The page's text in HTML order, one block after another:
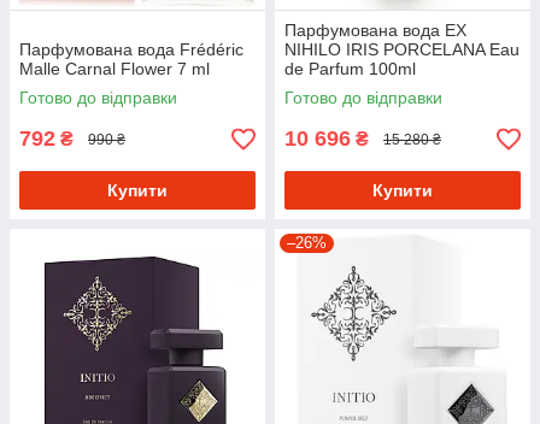
Парфумована вода Frédéric
Malle Carnal Flower 7 ml
Готово до відправки
792 ₴ 990 ₴
Купити
Парфумована вода EX
NIHILO IRIS PORCELANA Eau
de Parfum 100ml
Готово до відправки
10 696 ₴ 15 280 ₴
Купити
–26%